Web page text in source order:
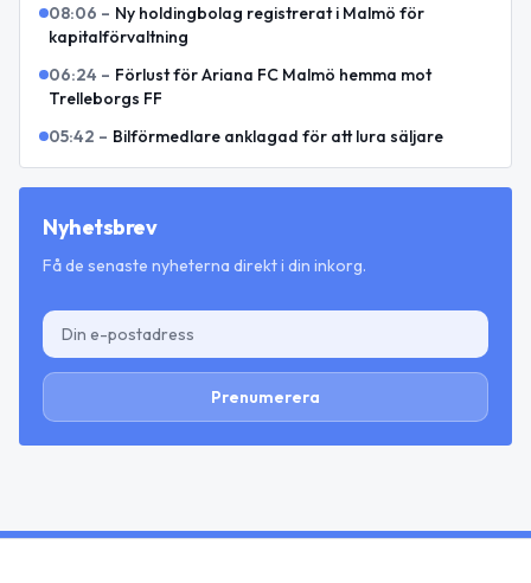
08:06 – Ny holdingbolag registrerat i Malmö för
kapitalförvaltning
06:24 – Förlust för Ariana FC Malmö hemma mot
Trelleborgs FF
05:42 – Bilförmedlare anklagad för att lura säljare
Nyhetsbrev
Få de senaste nyheterna direkt i din inkorg.
Prenumerera